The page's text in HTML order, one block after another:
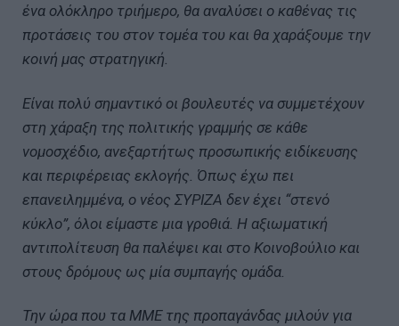
ένα ολόκληρο τριήμερο, θα αναλύσει ο καθένας τις
προτάσεις του στον τομέα του και θα χαράξουμε την
κοινή μας στρατηγική.
Είναι πολύ σημαντικό οι βουλευτές να συμμετέχουν
στη χάραξη της πολιτικής γραμμής σε κάθε
νομοσχέδιο, ανεξαρτήτως προσωπικής ειδίκευσης
και περιφέρειας εκλογής. Όπως έχω πει
επανειλημμένα, ο νέος ΣΥΡΙΖΑ δεν έχει “στενό
κύκλο”, όλοι είμαστε μια γροθιά. Η αξιωματική
αντιπολίτευση θα παλέψει και στο Κοινοβούλιο και
στους δρόμους ως μία συμπαγής ομάδα.
Την ώρα που τα ΜΜΕ της προπαγάνδας μιλούν για